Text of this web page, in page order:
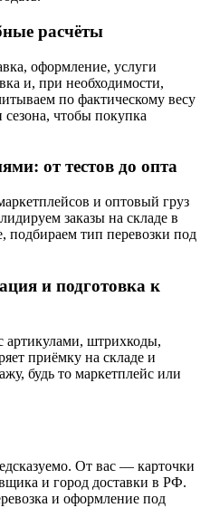
расчёты
оформление, услуги
и, при необходимости,
по фактическому весу
чтобы покупка
от тестов до опта
и оптовый груз
заказы на складе в
подбираем тип перевозки под
и подготовка к
артикулами, штрихкоды,
приёмку на складе и
будь то маркетплейс или
От вас — карточки
и город доставки в РФ.
и оформление под